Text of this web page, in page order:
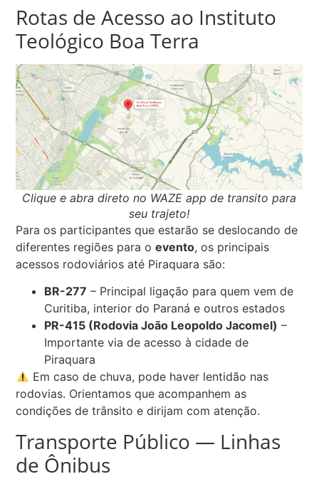
Rotas de Acesso ao Instituto
Teológico Boa Terra
Clique e abra direto no WAZE app de transito para
seu trajeto!
Para os participantes que estarão se deslocando de
diferentes regiões para oevento, os principais
acessos rodoviários até Piraquara são:
BR-277 – Principal ligação para quem vem de
Curitiba, interior do Paraná e outros estados
PR-415 (Rodovia João Leopoldo Jacomel) –
Importante via de acesso à cidade de
Piraquara
Em caso de chuva, pode haver lentidão nas
rodovias. Orientamos que acompanhem as
condições de trânsito e dirijam com atenção.
Transporte Público — Linhas
de Ônibus